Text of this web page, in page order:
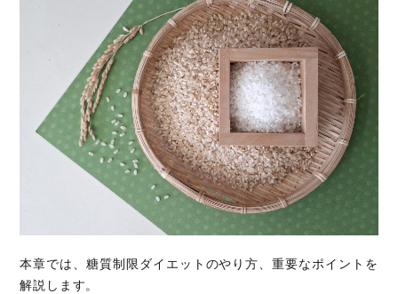
本章では、糖質制限ダイエットのやり方、重要なポイントを
解説します。